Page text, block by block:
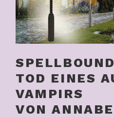
SPELLBOUND
TOD EINES
VAMPIRS
VON